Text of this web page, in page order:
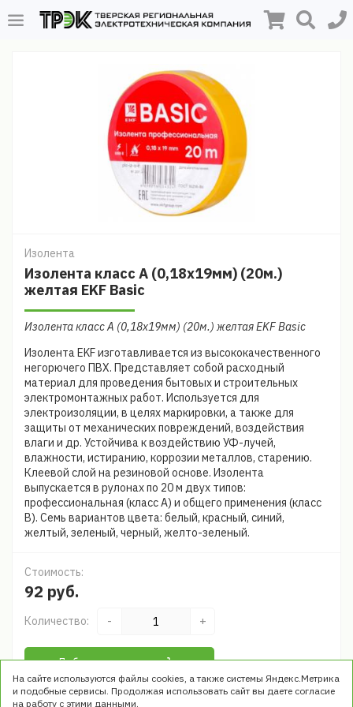
Изолента
Изолента класс А (0,18х19мм) (20м.)
желтая EKF Basic
Изолента класс А (0,18х19мм) (20м.) желтая EKF Basic
Изолента EKF изготавливается из высококачественного
негорючего ПВХ. Представляет собой расходный
материал для проведения бытовых и строительных
электромонтажных работ. Используется для
электроизоляции, в целях маркировки, а также для
защиты от механических повреждений, воздействия
влаги и др. Устойчива к воздействию УФ-лучей,
влажности, истиранию, коррозии металлов, старению.
Клеевой слой на резиновой основе. Изолента
выпускается в рулонах по 20 м двух типов:
профессиональная (класс А) и общего применения (класс
В). Семь вариантов цвета: белый, красный, синий,
желтый, зеленый, черный, желто-зеленый.
Стоимость:
92 руб.
Количество: - +
Добавить в корзину
На сайте используются файлы cookies, а также системы Яндекс.Метрика
и подобные сервисы. Продолжая использовать сайт вы даете согласие
на работу с этими данными.